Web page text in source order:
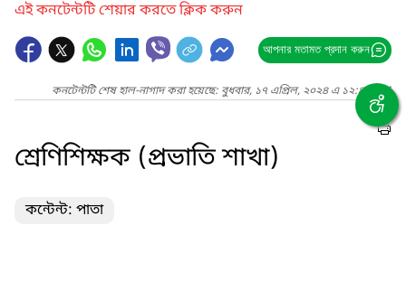
এই কনটেন্টটি শেয়ার করতে ক্লিক করুন
আপনার মতামত প্রদান করুন
কনটেন্টটি শেষ হাল-নাগাদ করা হয়েছে: বুধবার, ১৭ এপ্রিল, ২০২৪ এ ১২:৪৮ AM
শ্রেণিশিক্ষক (প্রভাতি শাখা)
কন্টেন্ট: পাতা